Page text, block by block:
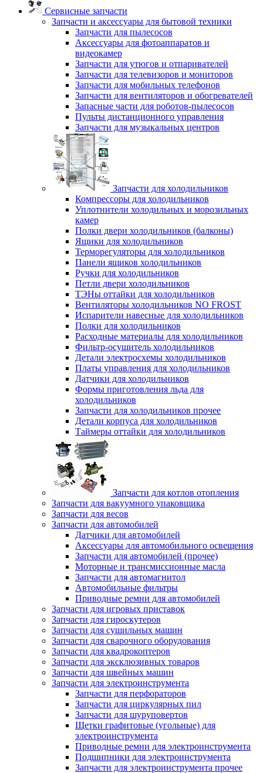
Сервисные запчасти
Запчасти и аксессуары для бытовой техники
Запчасти для пылесосов
Аксессуары для фотоаппаратов и
видеокамер
Запчасти для утюгов и отпаривателей
Запчасти для телевизоров и мониторов
Запчасти для мобильных телефонов
Запчасти для вентиляторов и обогревателей
Запасные части для роботов-пылесосов
Пульты дистанционного управления
Запчасти для музыкальных центров
Запчасти для холодильников
Компрессоры для холодильников
Уплотнители холодильных и морозильных
камер
Полки двери холодильников (балконы)
Ящики для холодильников
Терморегуляторы для холодильников
Панели ящиков холодильников
Ручки для холодильников
Петли двери холодильников
ТЭНы оттайки для холодильников
Вентиляторы холодильников NO FROST
Испарители навесные для холодильников
Полки для холодильников
Расходные материалы для холодильников
Фильтр-осушитель холодильников
Детали электросхемы холодильников
Платы управления для холодильников
Датчики для холодильников
Формы приготовления льда для
холодильников
Запчасти для холодильников прочее
Детали корпуса для холодильников
Таймеры оттайки для холодильников
Запчасти для котлов отопления
Запчасти для вакуумного упаковщика
Запчасти для весов
Запчасти для автомобилей
Датчики для автомобилей
Аксессуары для автомобильного освещения
Запчасти для автомобилей (прочее)
Моторные и трансмиссионные масла
Запчасти для автомагнитол
Автомобильные фильтры
Приводные ремни для автомобилей
Запчасти для игровых приставок
Запчасти для гироскутеров
Запчасти для сушильных машин
Запчасти для сварочного оборудования
Запчасти для квадрокоптеров
Запчасти для эксклюзивных товаров
Запчасти для швейных машин
Запчасти для электроинструмента
Запчасти для перфораторов
Запчасти для циркулярных пил
Запчасти для шуруповертов
Щетки графитовые (угольные) для
электроинструмента
Приводные ремни для электроинструмента
Подшипники для электроинструмента
Запчасти для электроинструмента прочее